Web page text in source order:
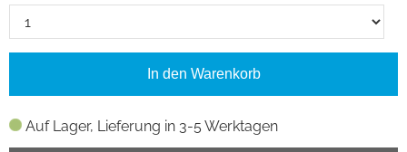
Auf Lager, Lieferung in 3-5 Werktagen
In den Warenkorb